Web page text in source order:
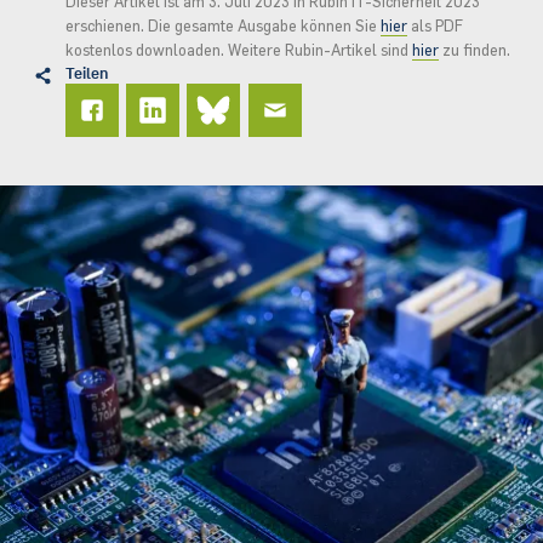
erschienen. Die gesamte Ausgabe können Sie hierals PDF
kostenlos downloaden. Weitere Rubin-Artikel sind hierzu finden.
Teilen